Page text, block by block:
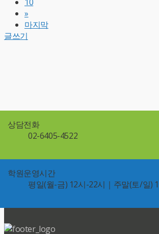
»
마지막
글쓰기
상담전화
02-6405-4522
학원운영시간
평일(월-금) 12시-22시｜주말(토/일)